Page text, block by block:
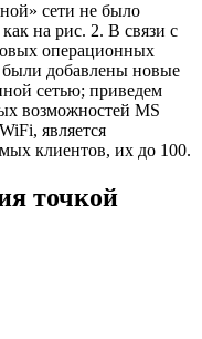
сети не было
на рис. 2. В связи с
операционных
были добавлены новые
сетью; приведем
возможностей MS
является
клиентов, их до 100.
точкой